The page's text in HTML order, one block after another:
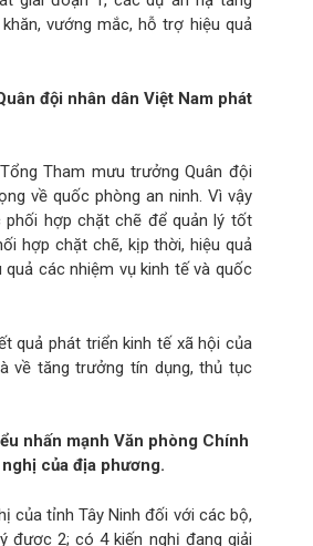
vướng mắc, hỗ trợ hiệu quả
đội nhân dân Việt Nam phát
Tham mưu trưởng Quân đội
về quốc phòng an ninh. Vì vậy
phối hợp chặt chẽ để quản lý tốt
hợp chặt chẽ, kịp thời, hiệu quả
các nhiệm vụ kinh tế và quốc
quả phát triển kinh tế xã hội của
về tăng trưởng tín dụng, thủ tục
nhấn mạnh Văn phòng Chính
của địa phương.
của tỉnh Tây Ninh đối với các bộ,
được 2; có 4 kiến nghị đang giải